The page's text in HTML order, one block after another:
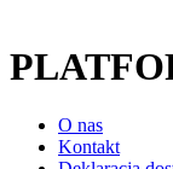
O nas
Kontakt